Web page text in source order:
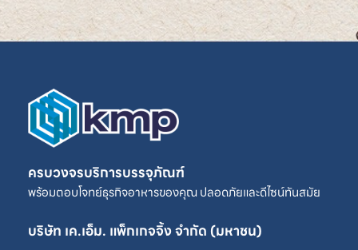
ครบวงจรบริการบรรจุภัณฑ์
พร้อมตอบโจทย์ธุรกิจอาหารของคุณ ปลอดภัยและดีไซน์ทันสมัย
บริษัท เค.เอ็ม. แพ็กเกจจิ้ง จำกัด (มหาชน)